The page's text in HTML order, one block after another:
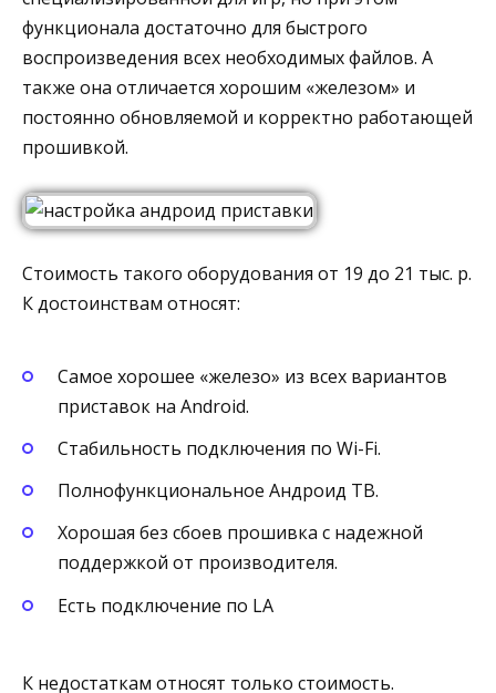
функционала достаточно для быстрого
воспроизведения всех необходимых файлов. А
также она отличается хорошим «железом» и
постоянно обновляемой и корректно работающей
прошивкой.
Стоимость такого оборудования от 19 до 21 тыс. р.
К достоинствам относят:
Самое хорошее «железо» из всех вариантов
приставок на Android.
Стабильность подключения по Wi-Fi.
Полнофункциональное Андроид ТВ.
Хорошая без сбоев прошивка с надежной
поддержкой от производителя.
Есть подключение по LA
К недостаткам относят только стоимость.